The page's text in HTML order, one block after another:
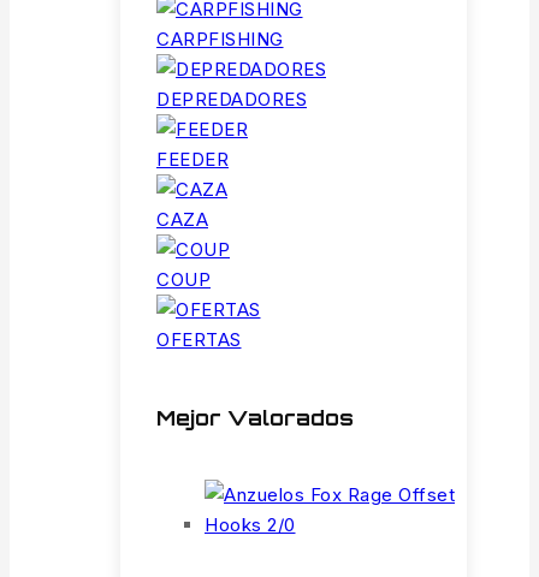
CARPFISHING
DEPREDADORES
FEEDER
CAZA
COUP
OFERTAS
Mejor Valorados